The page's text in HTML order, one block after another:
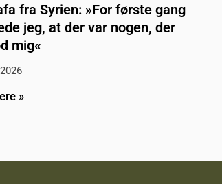
fra Syrien: »For første gang
jeg, at der var nogen, der
mig«
»